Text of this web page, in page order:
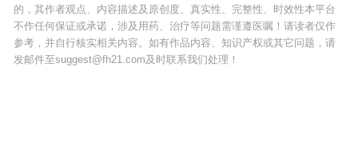
的，其作者观点、内容描述及原创度、真实性、完整性、时效性本平台
不作任何保证或承诺，涉及用药、治疗等问题需谨遵医嘱！请读者仅作
参考，并自行核实相关内容。如有作品内容、知识产权或其它问题，请
发邮件至suggest@fh21.com及时联系我们处理！